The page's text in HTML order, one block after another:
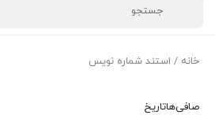
خانه / استند شماره نویس
صافی‌هاتاریخ